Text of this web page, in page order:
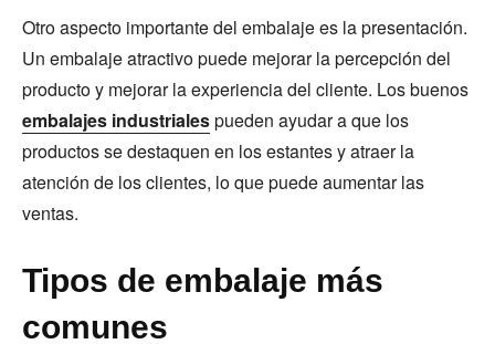
Otro aspecto importante del embalaje es la presentación.
Un embalaje atractivo puede mejorar la percepción del
producto y mejorar la experiencia del cliente. Los buenos
embalajes industrialespueden ayudar a que los
productos se destaquen en los estantes y atraer la
atención de los clientes, lo que puede aumentar las
ventas.
Tipos de embalaje más
comunes